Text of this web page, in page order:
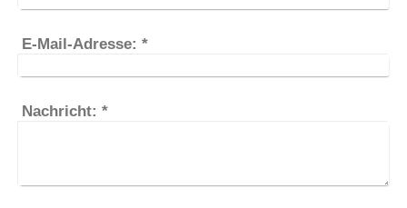
E-Mail-Adresse: *
Nachricht: *